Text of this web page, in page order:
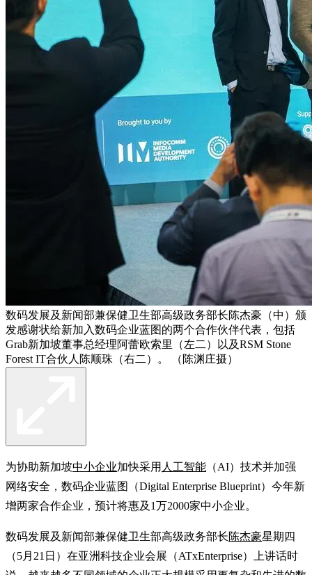
数码发展及新闻部兼保健卫生部高级政务部长陈杰豪（中）颁
发感谢状给新加入数码企业蓝图的两个合作伙伴代表，包括
Grab新加坡董事总经理阿蕾欧索里（左二）以及RSM Stone
Forest IT合伙人陈顺珠（右二）。 （陈渊庄摄）
为协助新加坡中小企业加快采用 人工智能 （AI）技术并加强
网络安全，数码企业蓝图（Digital Enterprise Blueprint）今年新
增两家合作企业，预计将惠及1万2000家中小企业。
数码发展及新闻部兼保健卫生部高级政务部长陈杰豪星期四
（5月21日）在亚洲科技企业会展（ATxEnterprise）上讲话时